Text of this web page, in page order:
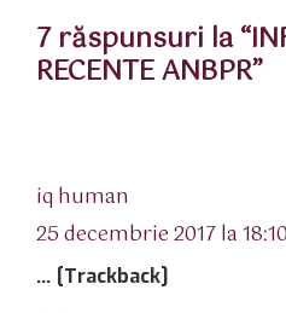
7 răspunsuri la
RECENTE ANBPR”
iq human
25 decembrie 2017 la 18:10
… [Trackback]